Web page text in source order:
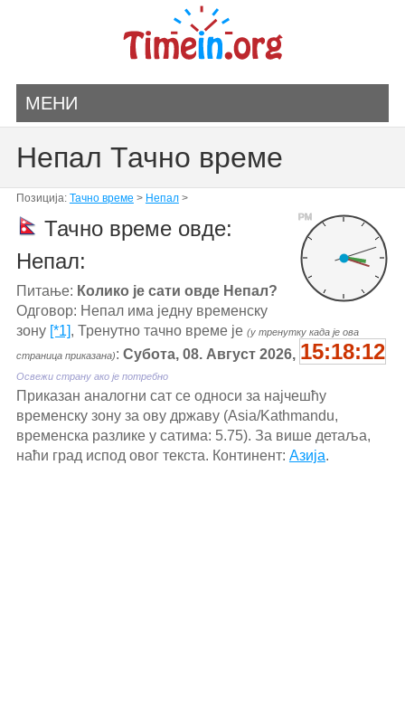
МЕНИ
Непал Тачно време
Позиција: Тачно време > Непал>
PM
Тачно време овде:
Непал:
Питање: Колико је сати овде Непал?
Одговор: Непал има једну временску
зону [*1], Тренутно тачно време је (у тренутку када је ова
страница приказана): Субота, 08. Август 2026, 15:18:12
Освежи страну ако је потребно
Приказан аналогни сат се односи за најчешћу
временску зону за ову државу (Asia/Kathmandu,
временска разлике у сатима: 5.75). За више детаља,
наћи град испод овог текста. Континент: Азија.